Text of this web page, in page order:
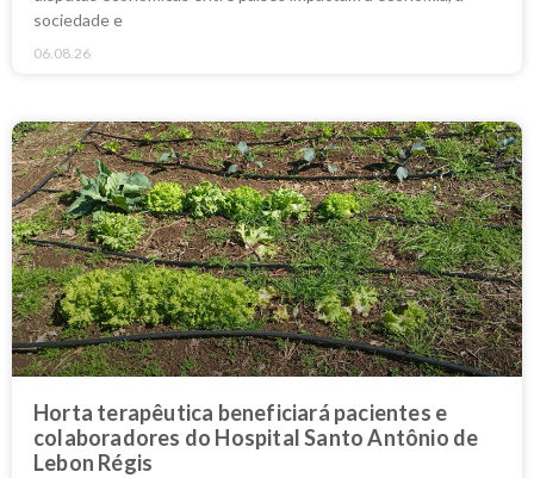
sociedade e
06.08.26
Horta terapêutica beneficiará pacientes e
colaboradores do Hospital Santo Antônio de
Lebon Régis